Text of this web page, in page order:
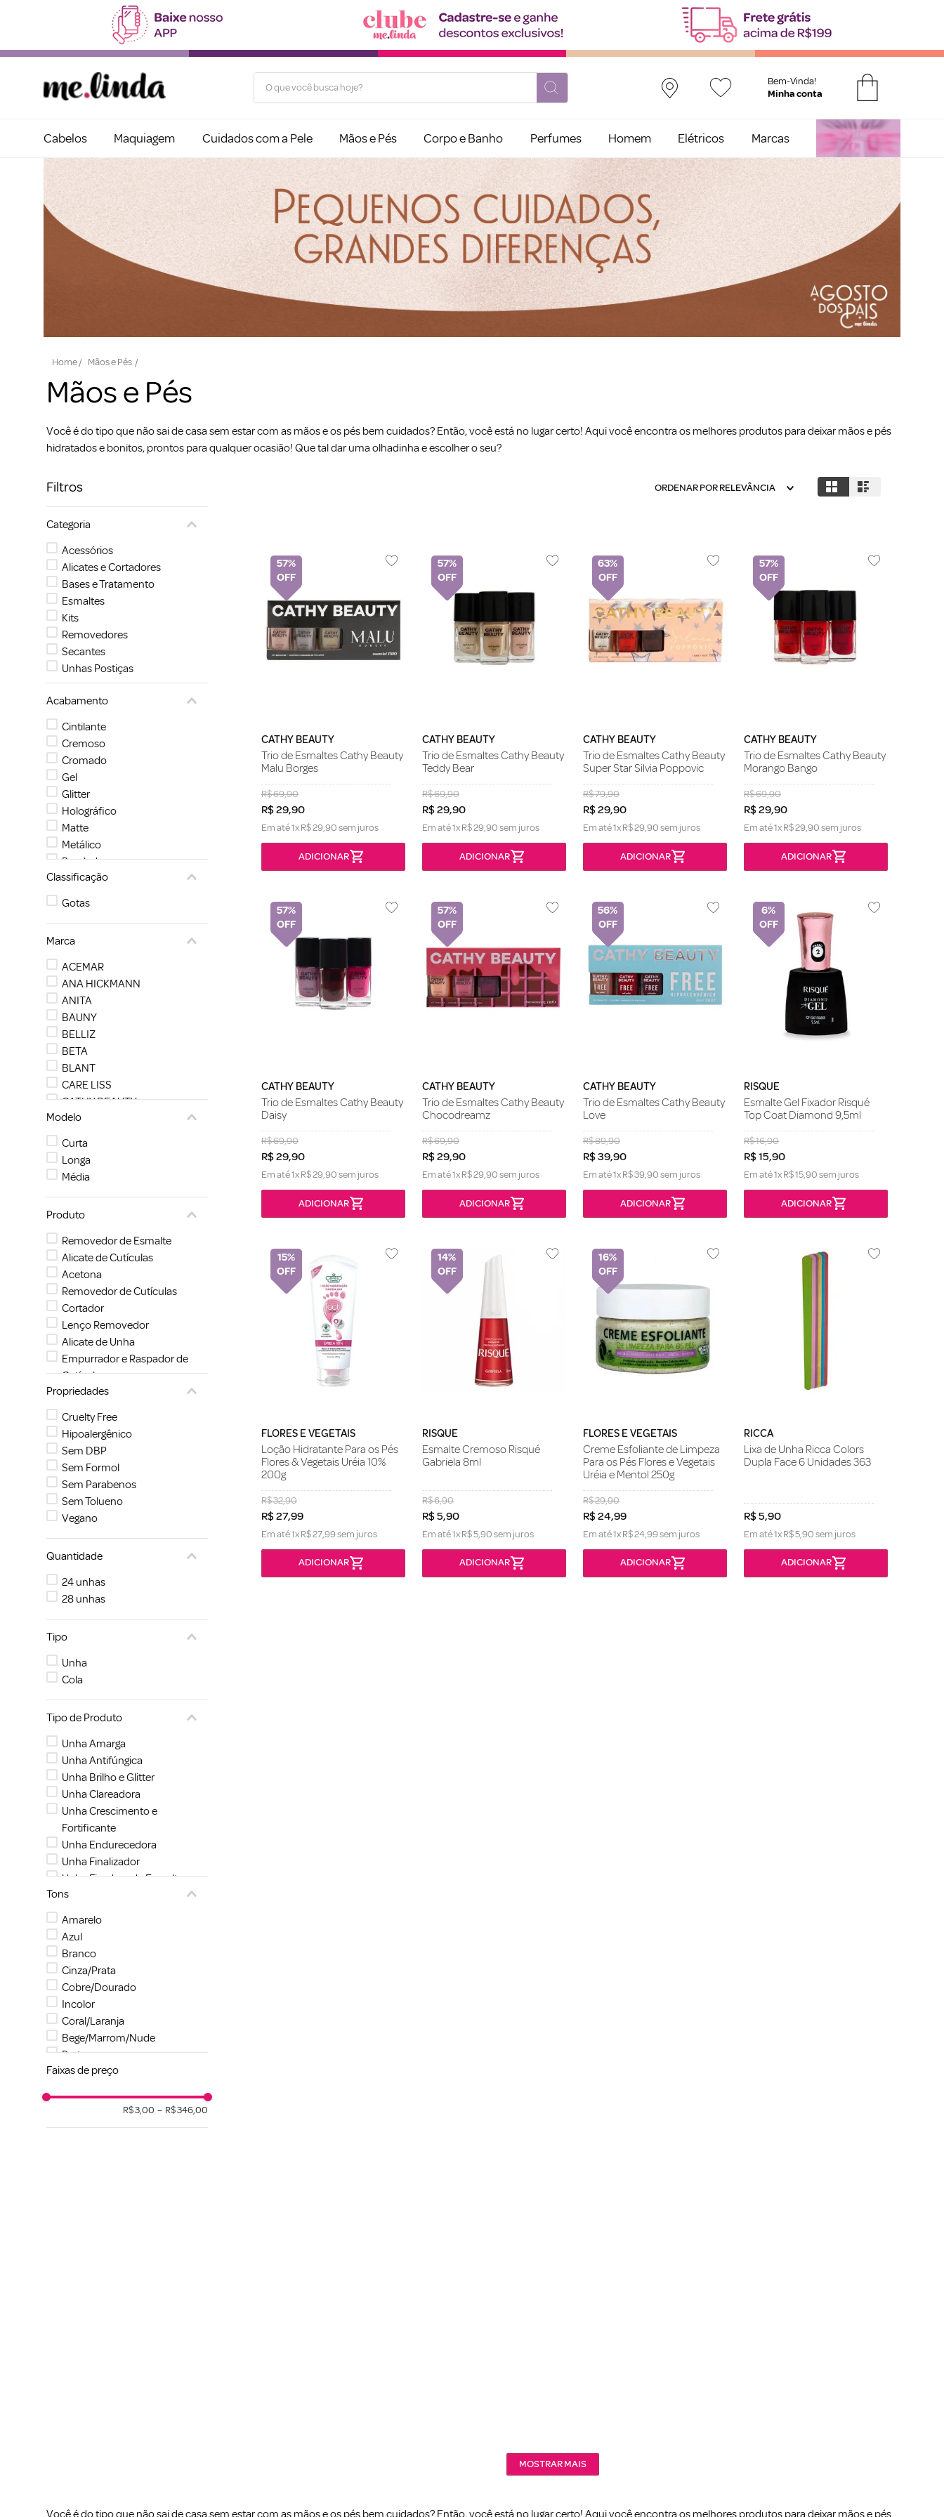
O que você busca hoje? Bem-Vinda!
Cabelos Maquiagem Cuidados com a Pele Mãos e Pés Corpo e Banho Perfumes Homem Elétricos Marcas
Mãos e Pés
Mãos e Pés
Você é do tipo que não sai de casa sem estar com as mãos e os pés bem cuidados? Então, você está no lugar certo! Aqui você encontra os melhores produtos para deixar mãos e pés
hidratados e bonitos, prontos para qualquer ocasião! Que tal dar uma olhadinha e escolher o seu?
Filtros
Categoria
Acessórios
Alicates e Cortadores
Bases e Tratamento
Esmaltes
Kits
Removedores
Secantes
Unhas Postiças
Acabamento
Cintilante
Cremoso
Cromado
Gel
Glitter
Holográfico
Matte
Metálico
Perolado
Transparente
Classificação
Gotas
Marca
ACEMAR
ANA HICKMANN
ANITA
BAUNY
BELLIZ
BETA
BLANT
CARE LISS
CATHY BEAUTY
CURAPROX
Modelo
Curta
Longa
Média
Produto
Removedor de Esmalte
Alicate de Cutículas
Acetona
Removedor de Cutículas
Cortador
Lenço Removedor
Alicate de Unha
Empurrador e Raspador de
Cutícula
Espátula de Unha
Lixa Descartável Para os Pés
Propriedades
Cruelty Free
Hipoalergênico
Sem DBP
Sem Formol
Sem Parabenos
Sem Tolueno
Vegano
Quantidade
24 unhas
28 unhas
Tipo
Unha
Cola
Tipo de Produto
Unha Amarga
Unha Antifúngica
Unha Brilho e Glitter
Unha Clareadora
Unha Crescimento e
Fortificante
Unha Endurecedora
Unha Finalizador
Unha Fixadora de Esmaltes
Unha Fortalecedora
Cutícula Hidratante
Tons
Amarelo
Azul
Branco
Cinza/Prata
Cobre/Dourado
Incolor
Coral/Laranja
Bege/Marrom/Nude
Preto
Rosa/Pink
Faixas de preço
R$ 3,00 – R$ 346,00
ORDENAR PORRELEVÂNCIA
57%
CATHY BEAUTY
Trio de Esmaltes Cathy Beauty
Malu Borges
R$69,90
R$29,90
Em até1xR$29,90sem juros
57%
CATHY BEAUTY
Trio de Esmaltes Cathy Beauty
Teddy Bear
R$69,90
R$29,90
Em até1xR$29,90sem juros
63%
CATHY BEAUTY
Trio de Esmaltes Cathy Beauty
Super Star Silvia Poppovic
R$79,90
R$29,90
Em até1xR$29,90sem juros
57%
CATHY BEAUTY
Trio de Esmaltes Cathy Beauty
Morango Bango
R$69,90
R$29,90
Em até1xR$29,90sem juros
57%
CATHY BEAUTY
Trio de Esmaltes Cathy Beauty
Daisy
R$69,90
R$29,90
Em até1xR$29,90sem juros
57%
CATHY BEAUTY
Trio de Esmaltes Cathy Beauty
Chocodreamz
R$69,90
R$29,90
Em até1xR$29,90sem juros
56%
CATHY BEAUTY
Trio de Esmaltes Cathy Beauty
Love
R$89,90
R$39,90
Em até1xR$39,90sem juros
6%
RISQUE
Esmalte Gel Fixador Risqué
Top Coat Diamond 9,5ml
R$16,90
R$15,90
Em até1xR$15,90sem juros
15%
FLORES E VEGETAIS
Loção Hidratante Para os Pés
Flores & Vegetais Uréia 10%
200g
R$32,90
R$27,99
Em até1xR$27,99sem juros
14%
RISQUE
Esmalte Cremoso Risqué
Gabriela 8ml
R$6,90
R$5,90
Em até1xR$5,90sem juros
16%
FLORES E VEGETAIS
Creme Esfoliante de Limpeza
Para os Pés Flores e Vegetais
Uréia e Mentol 250g
R$29,90
R$24,99
Em até1xR$24,99sem juros
RICCA
Lixa de Unha Ricca Colors
Dupla Face 6 Unidades 363
R$5,90
Em até1xR$5,90sem juros
MOSTRAR MAIS